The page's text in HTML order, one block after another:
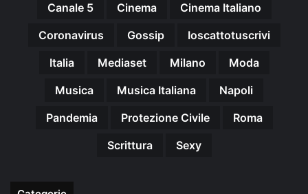
Canale 5 Cinema
Cinema Italiano
Coronavirus
Gossip
Ioscattotuscrivi
Italia
Mediaset Milano
Moda
Musica
Musica Italiana
Napoli
Pandemia
Protezione Civile
Roma
Scrittura
Sexy